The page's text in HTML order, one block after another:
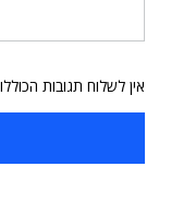
אין לשלוח תגובות